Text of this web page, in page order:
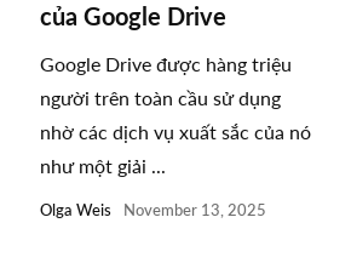
của Google Drive
Google Drive được hàng triệu
người trên toàn cầu sử dụng
nhờ các dịch vụ xuất sắc của nó
như một giải ...
Olga Weis November 13, 2025